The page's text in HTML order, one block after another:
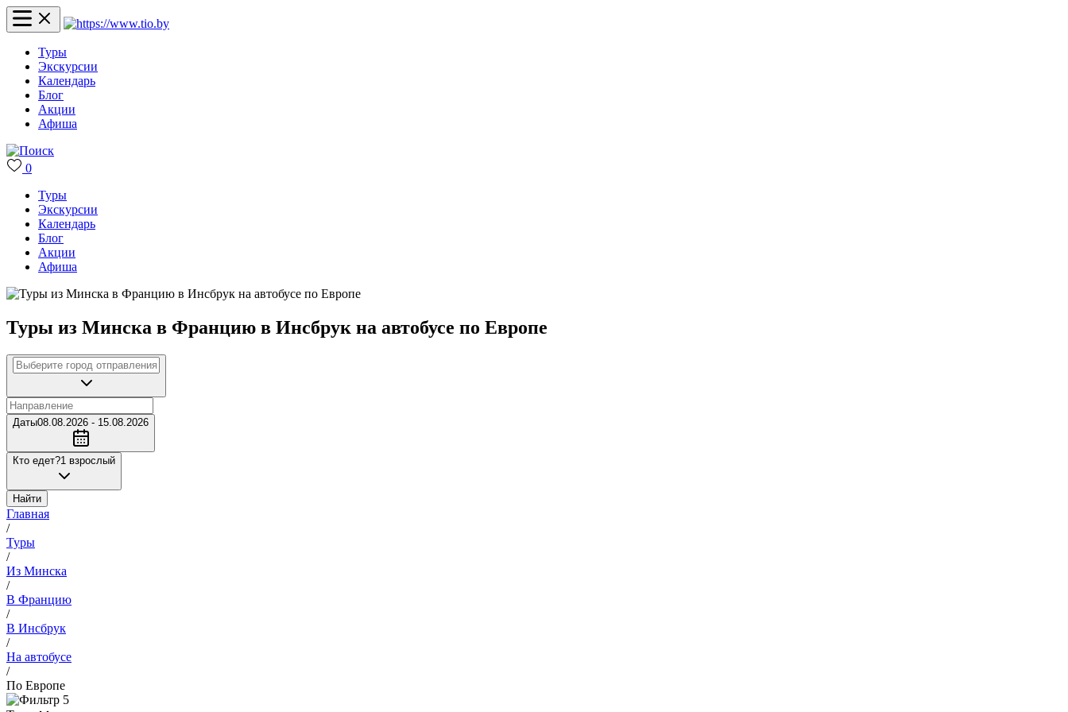
Туры
Экскурсии
Календарь
Блог
Акции
Афиша
0
Туры
Экскурсии
Календарь
Блог
Акции
Афиша
Туры из Минска в Францию в Инсбрук на автобусе по Европе
Даты08.08.2026 - 15.08.2026
Кто едет?1 взрослый
Найти
Главная
/
Туры
/
Из Минска
/
В Францию
/
В Инсбрук
/
На автобусе
/
По Европе
5